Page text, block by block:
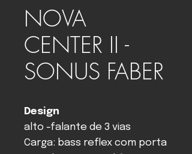
NOVA
CENTER II -
SONUS FABER
Design
alto -falante de 3 vias
Carga: bass reflex com porta